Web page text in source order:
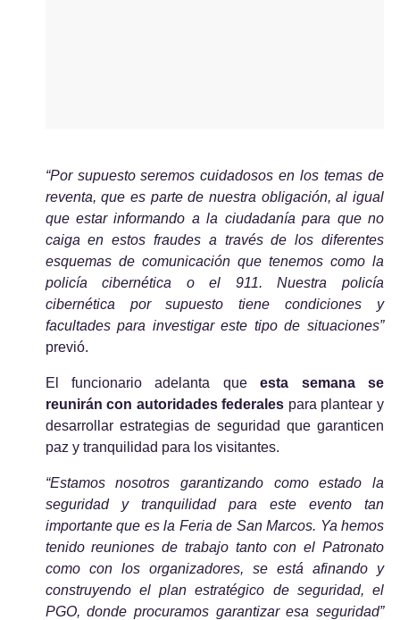
“Por supuesto seremos cuidadosos en los temas de
reventa, que es parte de nuestra obligación, al igual
que estar informando a la ciudadanía para que no
caiga en estos fraudes a través de los diferentes
esquemas de comunicación que tenemos como la
policía cibernética o el 911. Nuestra policía
cibernética por supuesto tiene condiciones y
facultades para investigar este tipo de situaciones”
previó.
El funcionario adelanta que esta semana se
reunirán con autoridades federales para plantear y
desarrollar estrategias de seguridad que garanticen
paz y tranquilidad para los visitantes.
“Estamos nosotros garantizando como estado la
seguridad y tranquilidad para este evento tan
importante que es la Feria de San Marcos. Ya hemos
tenido reuniones de trabajo tanto con el Patronato
como con los organizadores, se está afinando y
construyendo el plan estratégico de seguridad, el
PGO, donde procuramos garantizar esa seguridad”